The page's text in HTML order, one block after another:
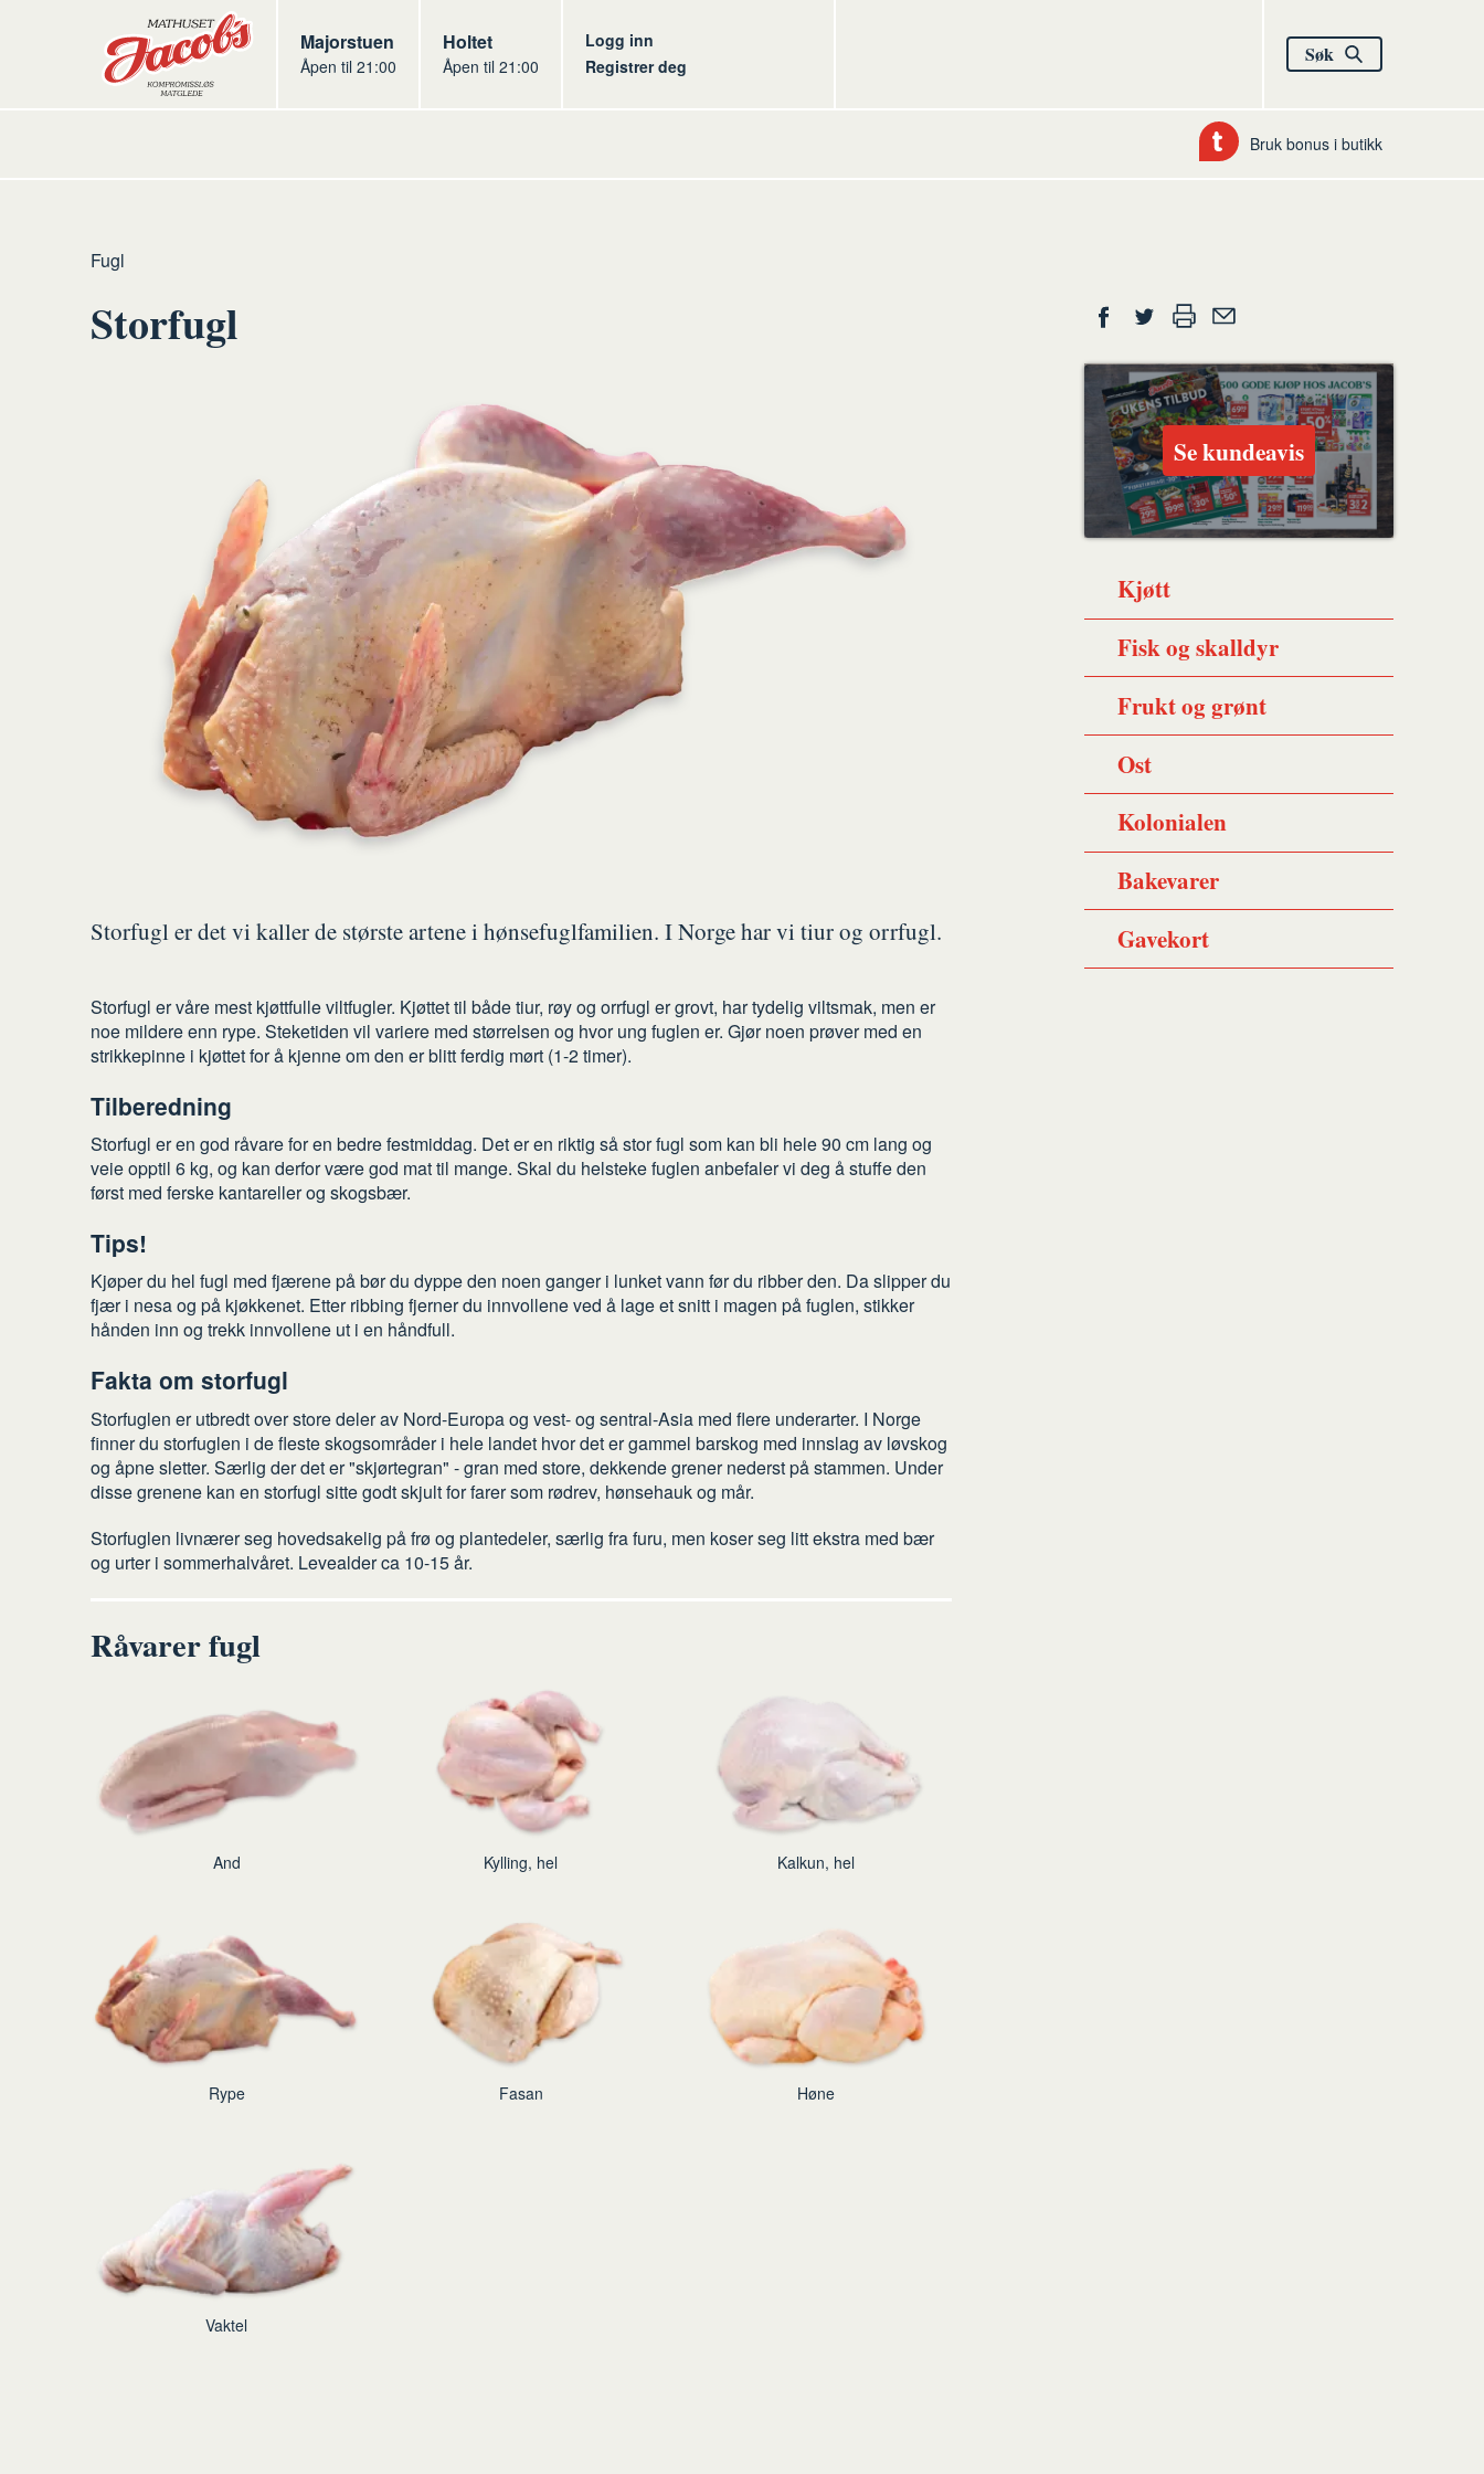
Butikker Jacobs
Majorstuen
Åpen til 21:00
Jacobs
Holtet
Åpen til 21:00
Logg inn
Registrer deg
Søk
Bruk bonus i butikk
Hjem
Kjøtt
Råvarer
kjøtt
Fugl
Storfugl
Storfugl er det vi kaller de største artene i hønsefuglfamilien. I Norge har vi tiur og orrfugl.
Storfugl er våre mest kjøttfulle viltfugler. Kjøttet til både tiur, røy og orrfugl er grovt, har tydelig viltsmak, men er
noe mildere enn rype. Steketiden vil variere med størrelsen og hvor ung fuglen er. Gjør noen prøver med en
strikkepinne i kjøttet for å kjenne om den er blitt ferdig mørt (1-2 timer).
Tilberedning
Storfugl er en god råvare for en bedre festmiddag. Det er en riktig så stor fugl som kan bli hele 90 cm lang og
veie opptil 6 kg, og kan derfor være god mat til mange. Skal du helsteke fuglen anbefaler vi deg å stuffe den
først med ferske kantareller og skogsbær.
Tips!
Kjøper du hel fugl med fjærene på bør du dyppe den noen ganger i lunket vann før du ribber den. Da slipper du
fjær i nesa og på kjøkkenet. Etter ribbing fjerner du innvollene ved å lage et snitt i magen på fuglen, stikker
hånden inn og trekk innvollene ut i en håndfull.
Fakta om storfugl
Storfuglen er utbredt over store deler av Nord-Europa og vest- og sentral-Asia med flere underarter. I Norge
finner du storfuglen i de fleste skogsområder i hele landet hvor det er gammel barskog med innslag av løvskog
og åpne sletter. Særlig der det er "skjørtegran" - gran med store, dekkende grener nederst på stammen. Under
disse grenene kan en storfugl sitte godt skjult for farer som rødrev, hønsehauk og mår.
Storfuglen livnærer seg hovedsakelig på frø og plantedeler, særlig fra furu, men koser seg litt ekstra med bær
og urter i sommerhalvåret. Levealder ca 10-15 år.
Råvarer fugl
And Kylling, hel Kalkun, hel
Rype Fasan Høne
Vaktel
Del
på
Facebook
på
Twitter
ut en
venn
Se kundeavis
Kjøtt
Fisk og skalldyr
Frukt og grønt
Ost
Kolonialen
Bakevarer
Gavekort